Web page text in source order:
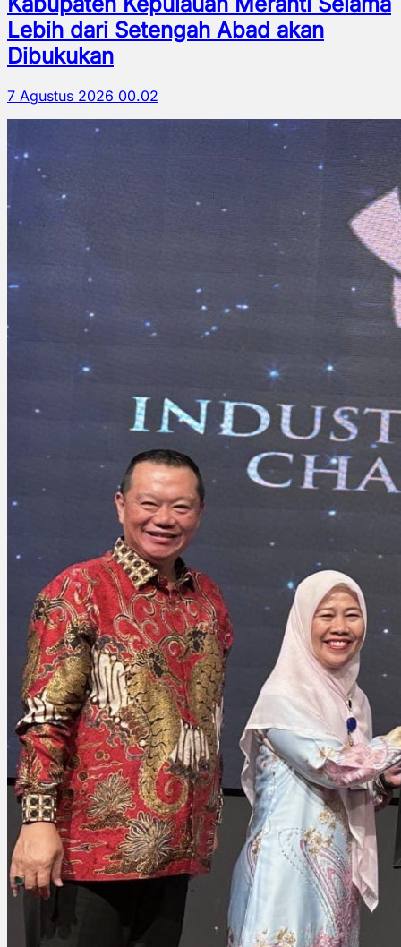
Lebih dari Setengah Abad akan
Dibukukan
7 Agustus 2026 00.02